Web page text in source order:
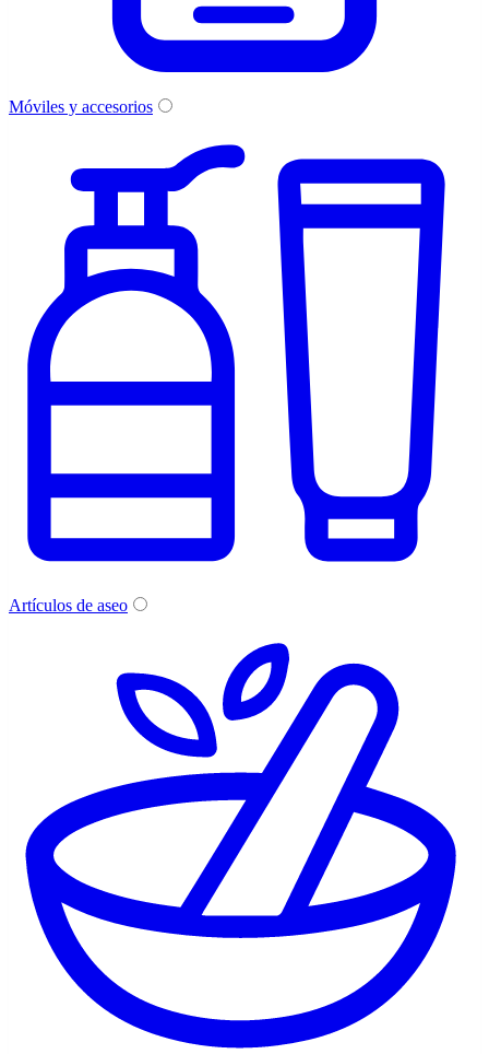
Móviles y accesorios
Artículos de aseo